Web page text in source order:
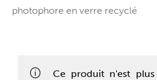
photophore en verre recyclé
Ce produit n'est plus